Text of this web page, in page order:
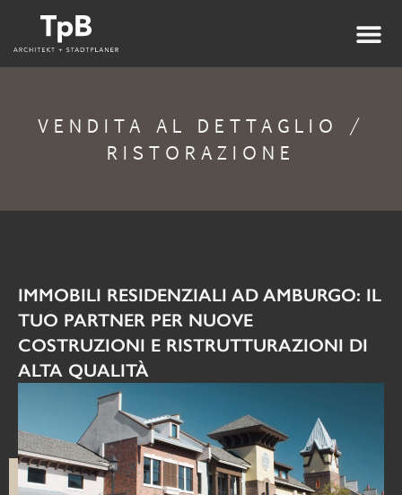
VENDITA AL DETTAGLIO /
RISTORAZIONE
IMMOBILI RESIDENZIALI AD AMBURGO: IL
TUO PARTNER PER NUOVE
COSTRUZIONI E RISTRUTTURAZIONI DI
ALTA QUALITÀ